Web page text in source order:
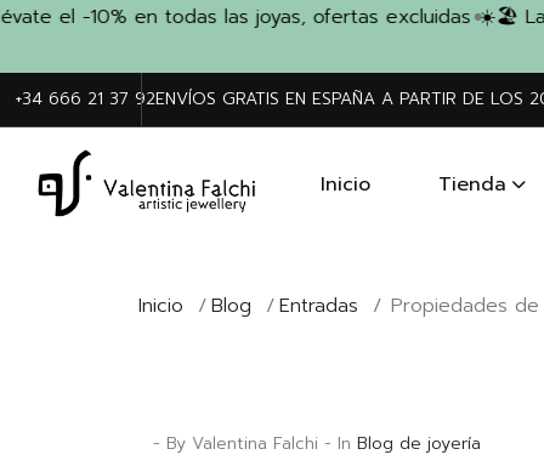
el -10% en todas las joyas, ofertas excluidas ☀️🏖️ La
+34 666 21 37 92ENVÍOS GRATIS EN ESPAÑA A PARTIR DE LOS
Inicio Tienda
Inicio /Blog /Entradas / Propiedades
- By Valentina Falchi - In Blog de joyería